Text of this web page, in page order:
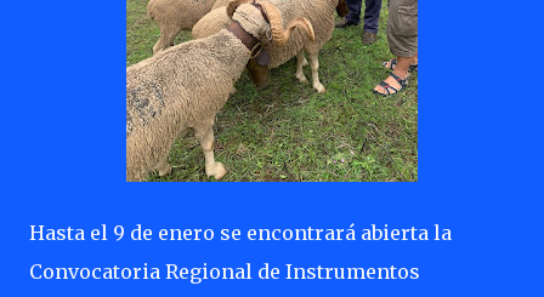
Hasta el 9 de enero se encontrará abierta la
Convocatoria Regional de Instrumentos